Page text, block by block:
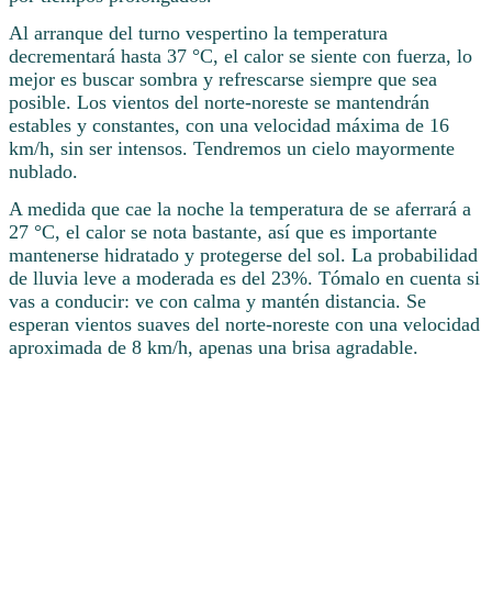
Al arranque del turno vespertino la temperatura
decrementará hasta 37 °C, el calor se siente con fuerza, lo
mejor es buscar sombra y refrescarse siempre que sea
posible. Los vientos del norte-noreste se mantendrán
estables y constantes, con una velocidad máxima de 16
km/h, sin ser intensos. Tendremos un cielo mayormente
nublado.
A medida que cae la noche la temperatura de se aferrará a
27 °C, el calor se nota bastante, así que es importante
mantenerse hidratado y protegerse del sol. La probabilidad
de lluvia leve a moderada es del 23%. Tómalo en cuenta si
vas a conducir: ve con calma y mantén distancia. Se
esperan vientos suaves del norte-noreste con una velocidad
aproximada de 8 km/h, apenas una brisa agradable.